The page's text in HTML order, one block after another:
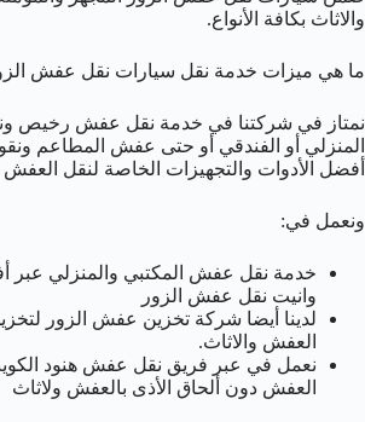
والاثاث بكافة الأنواع.
ما هي ميزات خدمة نقل سيارات نقل عفش
نمتاز في شركتنا في خدمة نقل عفش رخيص
المنزلي أو الفندقي أو حتى عفش المطاعم
أفضل الأدوات والتجهيزات الخاصة لنقل العفش
ونعمل في:
خدمة نقل عفش المكتبي والمنزلي عبر
وانيت نقل عفش الزور
لدينا أيضا شركة تخزين عفش الزور
العفش والاثاث.
نعمل في عبر فريق نقل عفش هنود
العفش دون ألحاق الأذى بالعفش ولاثاث